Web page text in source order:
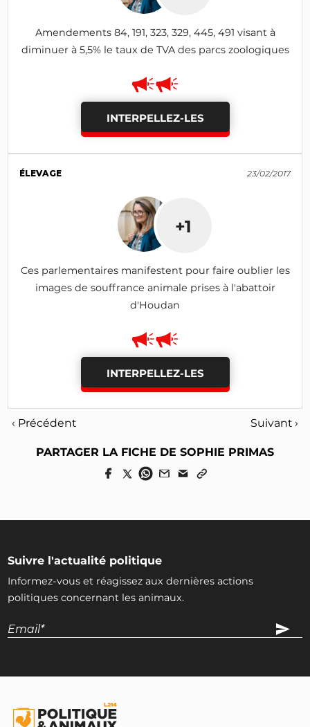
Amendements 84, 191, 323, 329, 445, 491 visant à
diminuer à 5,5% le taux de TVA des parcs zoologiques
INTERPELLEZ-LES
ÉLEVAGE 23/02/2017
+1
Ces parlementaires manifestent pour faire oublier les
images de souffrance animale prises à l'abattoir
d'Houdan
INTERPELLEZ-LES
‹ Précédent Suivant ›
PARTAGER LA FICHE DE SOPHIE PRIMAS
Suivre l'actualité politique
Informez-vous et réagissez aux dernières actions
politiques concernant les animaux.